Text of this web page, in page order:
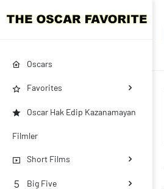
Oscars
Favorites
Oscar Hak Edip Kazanamayan
Filmler
Short Films
Big Five